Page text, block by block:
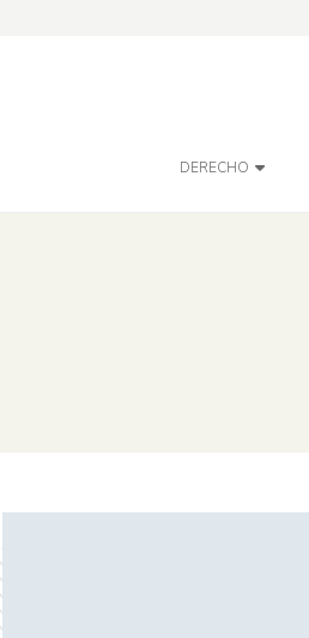
DERECHO